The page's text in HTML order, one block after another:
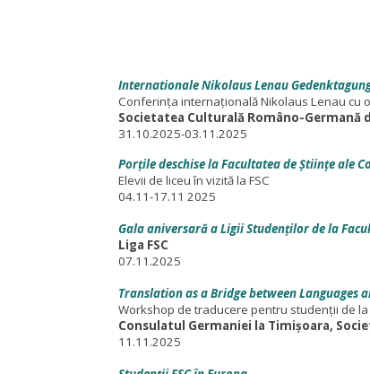
Internationale Nikolaus Lenau
Conferința internațională Nikolaus Lenau cu
Societatea Culturală Româno-Germană
31.10.2025-03.11.2025
Porțile deschise la Facultatea de Științe ale
Elevii de liceu în vizită la FSC
04.11-17.11 2025
Gala aniversară a Ligii Studenților de la
Liga FSC
07.11.2025
Translation as a Bridge between Languages
Workshop de traducere pentru studenții de la
Consulatul Germaniei la Timișoara,
11.11.2025